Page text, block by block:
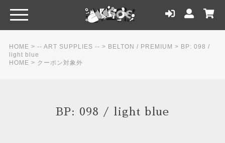
HOME > -- ART SUPPLIES -- > BELTON / PREMIUM > BP: 098 /
light blue
HOME > クーポン対象外
BP: 098 / light blue